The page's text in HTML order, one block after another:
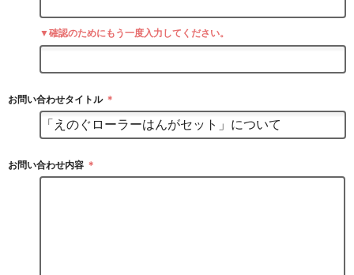
▼確認のためにもう一度入力してください。
お問い合わせタイトル ＊
お問い合わせ内容 ＊